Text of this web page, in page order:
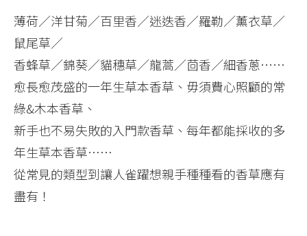
薄荷／洋甘菊／百里香／迷迭香／羅勒／薰衣草／
鼠尾草／
香蜂草／錦葵／貓穗草／龍蒿／茴香／細香蔥……
愈長愈茂盛的一年生草本香草、毋須費心照顧的常
綠&木本香草、
新手也不易失敗的入門款香草、每年都能採收的多
年生草本香草……
從常見的類型到讓人雀躍想親手種種看的香草應有
盡有！